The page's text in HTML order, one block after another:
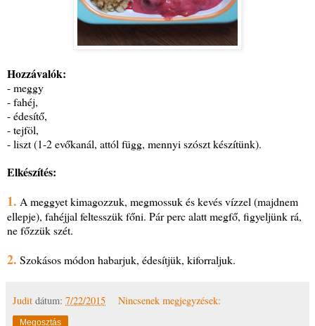
Hozzávalók:
- meggy
- fahéj,
- édesítő,
- tejföl,
- liszt (1-2 evőkanál, attól függ, mennyi szószt készítünk).
Elkészítés:
1. A meggyet kimagozzuk, megmossuk és kevés vízzel (majdnem
ellepje), fahéjjal feltesszük főni. Pár perc alatt megfő, figyeljünk rá,
ne főzzük szét.
2. Szokásos módon habarjuk, édesítjük, kiforraljuk.
Judit dátum: 7/22/2015 Nincsenek megjegyzések:
Megosztás